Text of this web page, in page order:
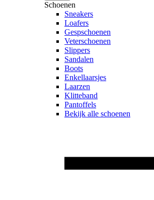
Schoenen
Sneakers
Loafers
Gespschoenen
Veterschoenen
Slippers
Sandalen
Boots
Enkellaarsjes
Laarzen
Klitteband
Pantoffels
Bekijk alle schoenen